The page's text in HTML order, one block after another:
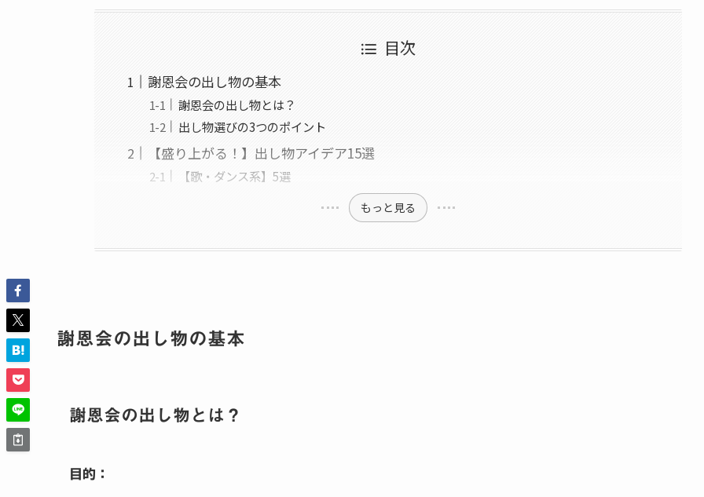
目次
謝恩会の出し物の基本
謝恩会の出し物とは？
出し物選びの3つのポイント
【盛り上がる！】出し物アイデア15選
【歌・ダンス系】5選
もっと見る
謝恩会の出し物の基本
謝恩会の出し物とは？
目的：